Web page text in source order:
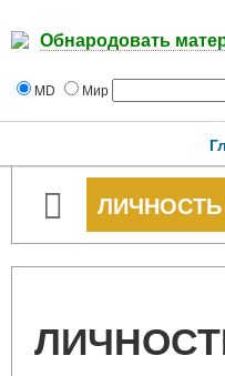
Обнародовать
MD Мир